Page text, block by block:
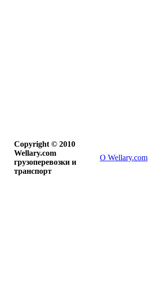
Copyright © 2010
Wellary.com
грузоперевозки и
транспорт
О Wellary.com